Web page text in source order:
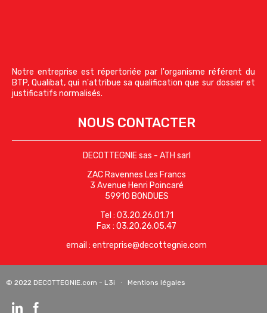
Notre entreprise est répertoriée par l'organisme référent du
BTP, Qualibat, qui n'attribue sa qualification que sur dossier et
justificatifs normalisés.
NOUS CONTACTER
DECOTTEGNIE sas - ATH sarl
ZAC Ravennes Les Francs
3 Avenue Henri Poincaré
59910 BONDUES
Tel : 03.20.26.01.71
Fax : 03.20.26.05.47
email : entreprise@decottegnie.com
© 2022 DECOTTEGNIE.com - L3i ∙ Mentions légales